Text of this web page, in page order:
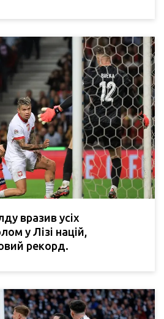
вразив усіх
у Лізі націй,
рекорд.